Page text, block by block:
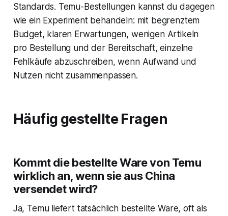
Standards. Temu-Bestellungen kannst du dagegen
wie ein Experiment behandeln: mit begrenztem
Budget, klaren Erwartungen, wenigen Artikeln
pro Bestellung und der Bereitschaft, einzelne
Fehlkäufe abzuschreiben, wenn Aufwand und
Nutzen nicht zusammenpassen.
Häufig gestellte Fragen
Kommt die bestellte Ware von Temu
wirklich an, wenn sie aus China
versendet wird?
Ja, Temu liefert tatsächlich bestellte Ware, oft als